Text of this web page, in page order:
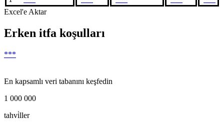
Excel'e Aktar
Erken itfa koşulları
***
En kapsamlı veri tabanını keşfedin
1 000 000
tahvi̇ller